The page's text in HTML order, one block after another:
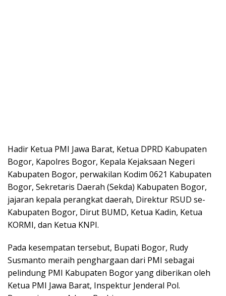
Hadir Ketua PMI Jawa Barat, Ketua DPRD Kabupaten
Bogor, Kapolres Bogor, Kepala Kejaksaan Negeri
Kabupaten Bogor, perwakilan Kodim 0621 Kabupaten
Bogor, Sekretaris Daerah (Sekda) Kabupaten Bogor,
jajaran kepala perangkat daerah, Direktur RSUD se-
Kabupaten Bogor, Dirut BUMD, Ketua Kadin, Ketua
KORMI, dan Ketua KNPI.
Pada kesempatan tersebut, Bupati Bogor, Rudy
Susmanto meraih penghargaan dari PMI sebagai
pelindung PMI Kabupaten Bogor yang diberikan oleh
Ketua PMI Jawa Barat, Inspektur Jenderal Pol.